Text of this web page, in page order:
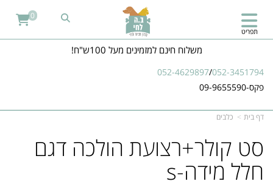
משלוח חינם למזמינים מעל 100ש"ח!
052-4629897/052-3451794
פקס-09-9655590
תפריט
0
דף בית כלבים
סט קולר+רצועת הולכה דגם
חלל מידה-s